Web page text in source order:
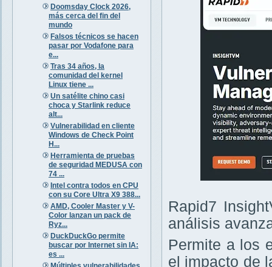
Doomsday Clock 2026,
más cerca del fin del
mundo
Falsos técnicos se hacen
pasar por Vodafone para
e...
Tras 34 años, la
comunidad del kernel
Linux tiene ...
Un satélite chino casi
choca y Starlink reduce
alt...
Vulnerabilidad en cliente
Windows de Check Point
H...
Herramienta de pruebas
de seguridad MEDUSA con
74 ...
Intel contra todos en CPU
con su Core Ultra X9 388...
AMD, Cooler Master y V-
Color lanzan un pack de
Ryz...
DuckDuckGo permite
buscar por Internet sin IA:
es ...
Rapid7
análisis
Permite a los
el impacto de